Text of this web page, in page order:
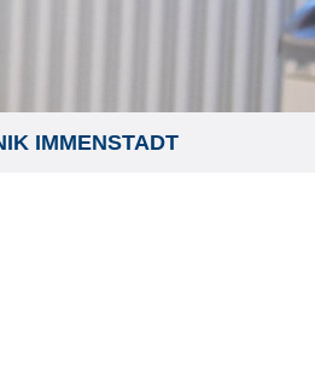
IMMENSTADT